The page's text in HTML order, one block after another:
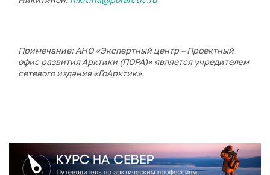
Примечание: АНО «Экспертный центр – Проектный
офис развития Арктики (ПОРА)» является учредителем
сетевого издания «ГоАрктик».